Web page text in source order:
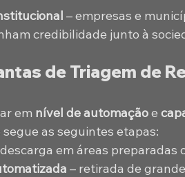
– empresas e
credibilidade junto à
de Triagem de
em nível de automação e
as seguintes etapas:
em áreas preparadas
– retirada de